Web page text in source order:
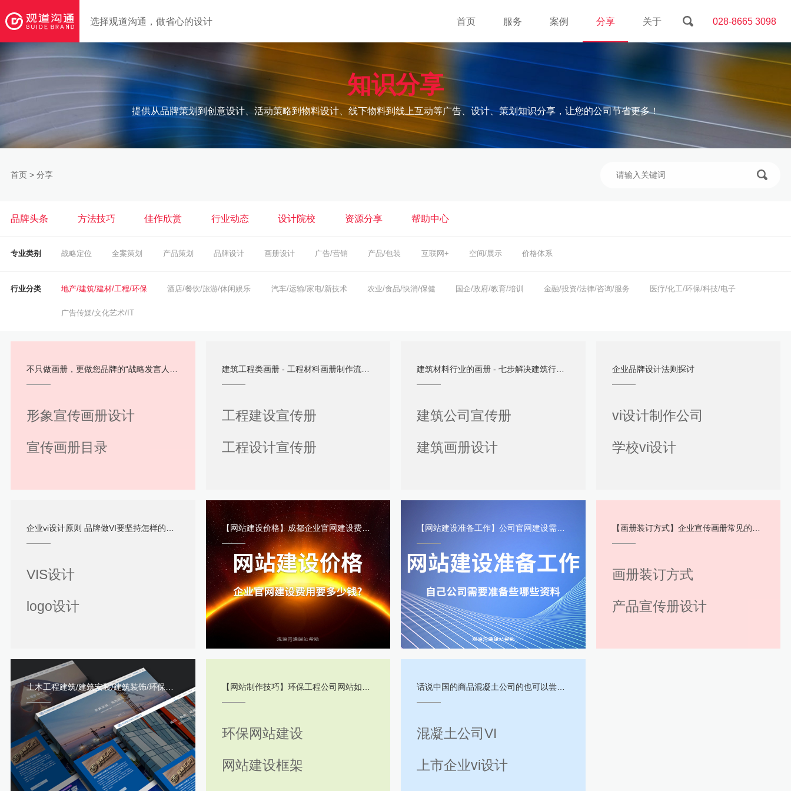
选择观道沟通，做省心的设计 028-8665 3098
首页 服务 案例 分享 关于
知识分享
提供从品牌策划到创意设计、活动策略到物料设计、线下物料到线上互动等广告、设计、策划知识分享，让您的公司节省更多！
首页 > 分享
品牌头条 方法技巧 佳作欣赏 行业动态 设计院校 资源分享 帮助中心
专业类别 战略定位 全案策划 产品策划 品牌设计 画册设计 广告/营销 产品/包装 互联网+ 空间/展示 价格体系
行业分类 地产/建筑/建材/工程/环保 酒店/餐饮/旅游/休闲娱乐 汽车/运输/家电/新技术 农业/食品/快消/保健 国企/政府/教育/培训 金融/投资/法律/咨询/服务 医疗/化工/环保/科技/电子
广告传媒/文化艺术/IT
不只做画册，更做您品牌的“战略发言人”：观道沟通成都宣传册设计解析
形象宣传画册设计
宣传画册目录
建筑工程类画册 - 工程材料画册制作流程分享
工程建设宣传册
工程设计宣传册
建筑材料行业的画册 - 七步解决建筑行业画册设计到落地的全流程
建筑公司宣传册
建筑画册设计
企业品牌设计法则探讨
vi设计制作公司
学校vi设计
企业vi设计原则 品牌做VI要坚持怎样的设计理念？
VIS设计
logo设计
【网站建设价格】成都企业官网建设费用要多少钱？ 【网站建设准备工作】公司官网建设需要准备些什么资料？ 【画册装订方式】企业宣传画册常见的装订方式都有哪些？
画册装订方式
产品宣传册设计
土木工程建筑/建筑安装/建筑装饰/环保工程/暖通工程的网站内容有哪些？又有何不同？ 【网站制作技巧】环保工程公司网站如何制作？网站栏目都有些什么内容？
环保网站建设
网站建设框架
话说中国的商品混凝土公司的也可以尝试下VI设计
混凝土公司VI
上市企业vi设计